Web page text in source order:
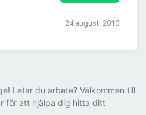
24 augusti 2010
Letar du arbete? Välkommen till
för att hjälpa dig hitta ditt